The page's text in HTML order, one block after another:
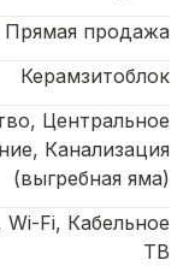
Прямая продажа
Керамзитоблок
Центральное
Канализация
(выгребная яма)
Fi, Кабельное
ТВ